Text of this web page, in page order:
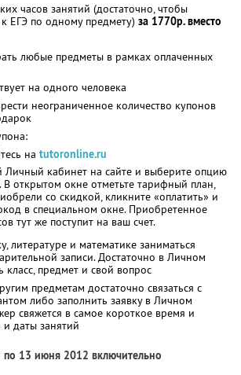
часов занятий (достаточно, чтобы
к ЕГЭ по одному предмету) за 1770р. вместо
любые предметы в рамках оплаченных
на одного человека
неограниченное количество купонов
на tutoronline.ru
Личный кабинет на сайте и выберите опцию
В открытом окне отметьте тарифный план,
со скидкой, кликните «оплатить» и
в специальном окне. Приобретенное
тут же поступит на ваш счет.
литературе и математике заниматься
записи. Достаточно в Личном
класс, предмет и свой вопрос
предметам достаточно связаться с
либо заполнить заявку в Личном
свяжется в самое короткое время и
даты занятий
по 13 июня 2012 включительно